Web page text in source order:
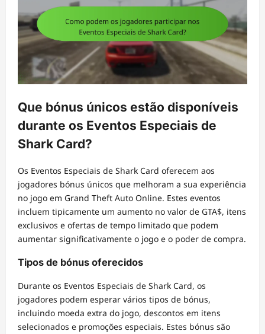
Que bónus únicos estão disponíveis
durante os Eventos Especiais de
Shark Card?
Os Eventos Especiais de Shark Card oferecem aos
jogadores bónus únicos que melhoram a sua experiência
no jogo em Grand Theft Auto Online. Estes eventos
incluem tipicamente um aumento no valor de GTA$, itens
exclusivos e ofertas de tempo limitado que podem
aumentar significativamente o jogo e o poder de compra.
Tipos de bónus oferecidos
Durante os Eventos Especiais de Shark Card, os
jogadores podem esperar vários tipos de bónus,
incluindo moeda extra do jogo, descontos em itens
selecionados e promoções especiais. Estes bónus são